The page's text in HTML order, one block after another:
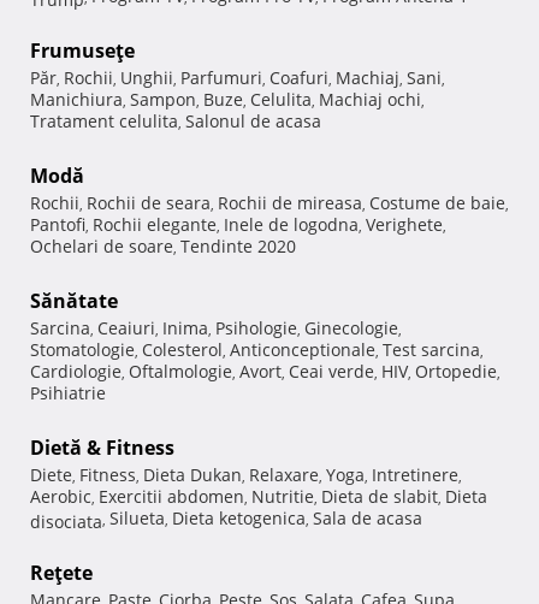
Frumuseţe
Păr, Rochii, Unghii, Parfumuri, Coafuri, Machiaj, Sani,
Manichiura, Sampon, Buze, Celulita, Machiaj ochi,
Tratament celulita, Salonul de acasa
Modă
Rochii, Rochii de seara, Rochii de mireasa, Costume de baie,
Pantofi, Rochii elegante, Inele de logodna, Verighete,
Ochelari de soare, Tendinte 2020
Sănătate
Sarcina, Ceaiuri, Inima, Psihologie, Ginecologie,
Stomatologie, Colesterol, Anticonceptionale, Test sarcina,
Cardiologie, Oftalmologie, Avort, Ceai verde, HIV, Ortopedie,
Psihiatrie
Dietă & Fitness
Diete, Fitness, Dieta Dukan, Relaxare, Yoga, Intretinere,
Aerobic, Exercitii abdomen, Nutritie, Dieta de slabit, Dieta
disociata, Silueta, Dieta ketogenica, Sala de acasa
Reţete